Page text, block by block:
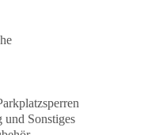
und Sonstiges